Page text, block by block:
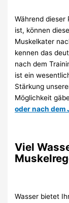
Während dieser
ist, können
Muskelkater
kennen das
nach dem
ist ein
Stärkung
Möglichkeit
oder nach dem
Viel
Wasser bietet